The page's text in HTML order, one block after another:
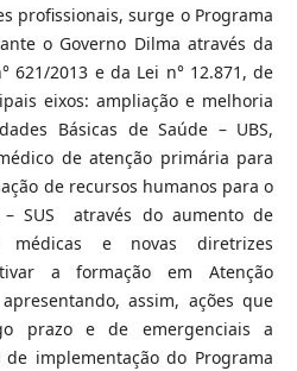
profissionais, surge o Programa
o Governo Dilma através da
621/2013 e da Lei n° 12.871, de
eixos: ampliação e melhoria
Básicas de Saúde – UBS,
de atenção primária para
de recursos humanos para o
– SUS através do aumento de
médicas e novas diretrizes
a formação em Atenção
assim, ações que
prazo e de emergenciais a
implementação do Programa